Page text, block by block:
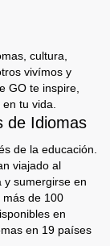
cultura,
vivímos y
GO te inspire,
tu vida.
de Idiomas
de la educación.
viajado al
y sumergirse en
más de 100
en
en 19 países